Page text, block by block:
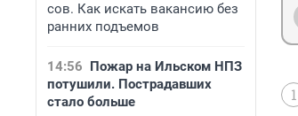
сов. Как искать вакансию без
ранних подъемов
14:56 Пожар на Ильском НПЗ
потушили. Пострадавших
стало больше
1